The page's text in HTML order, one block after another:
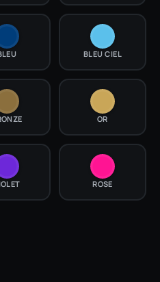
BLEU CIEL
OR
ROSE